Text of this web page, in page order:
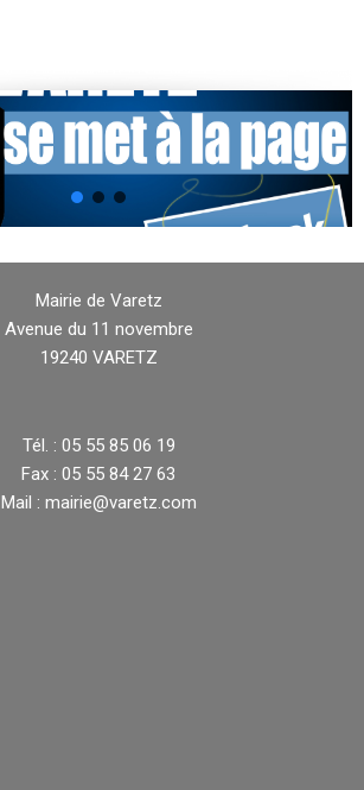
Mairie de Varetz
Avenue du 11 novembre
19240 VARETZ
Tél. : 05 55 85 06 19
Fax : 05 55 84 27 63
Mail : mairie@varetz.com